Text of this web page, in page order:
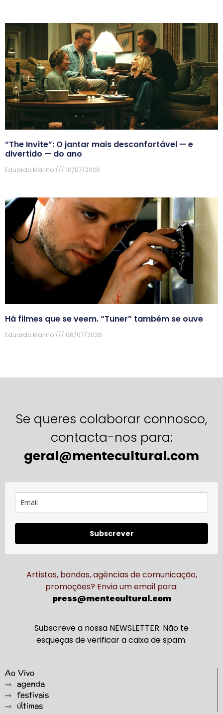
“The Invite”: O jantar mais desconfortável — e
divertido — do ano
Eduardo Marino 10/07/2026
Há filmes que se veem. “Tuner” também se ouve
Eduardo Marino 06/07/2026
Se queres colaborar connosco,
contacta-nos para:
geral@mentecultural.com
Subscrever
Artistas, bandas, agências de comunicação,
promoções? Envia um email para:
press@mentecultural.com
Subscreve a nossa NEWSLETTER. Não te
esqueças de verificar a caixa de spam.
Ao Vivo
agenda
festivais
últimas